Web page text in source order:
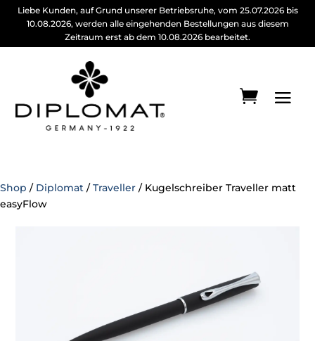
Liebe Kunden, auf Grund unserer Betriebsruhe, vom 25.07.2026 bis
10.08.2026, werden alle eingehenden Bestellungen aus diesem
Zeitraum erst ab dem 10.08.2026 bearbeitet.
Shop / Diplomat / Traveller / Kugelschreiber Traveller matt
easyFlow